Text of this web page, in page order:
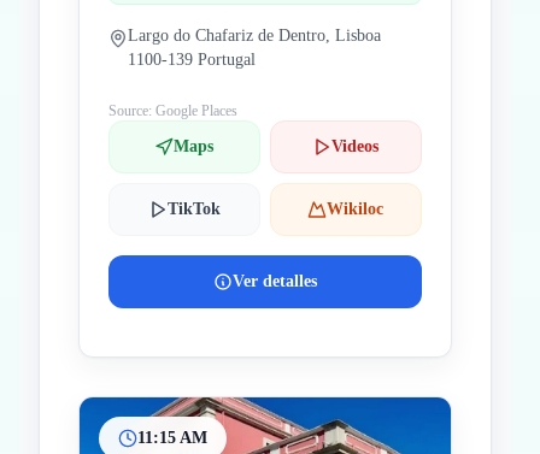
Largo do Chafariz de Dentro, Lisboa
1100-139 Portugal
Source: Google Places
Maps Videos
TikTok Wikiloc
Ver detalles
11:15 AM